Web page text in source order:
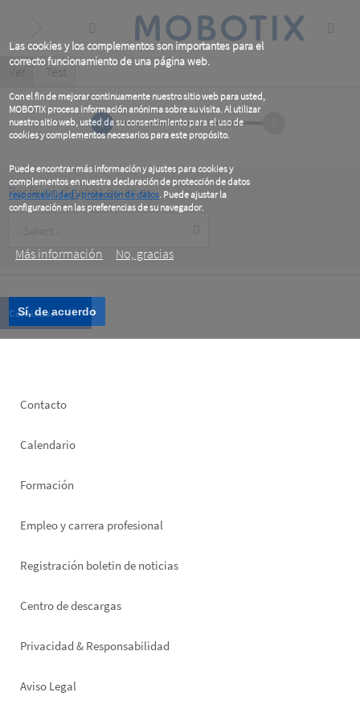
Las cookies y los complementos son importantes para el
correcto funcionamiento de una página web.
Con el fin de mejorar continuamente nuestro sitio web para usted,
MOBOTIX procesa información anónima sobre su visita. Al utilizar
nuestro sitio web, usted da su consentimiento para el uso de
cookies y complementos necesarios para este propósito.
Puede encontrar más información y ajustes para cookies y
complementos en nuestra declaración de protección de datos
responsabilidad y protección de datos. Puede ajustar la
configuración en las preferencias de su navegador.
Más información
No, gracias
Sí, de acuerdo
content
Primary
tabs
Ver (active
Test
1
Por favor, diganos quién es
Type
Footer
Contacto
Calendario
Formación
Empleo y carrera profesional
Registración boletin de noticias
Footer
Centro de descargas
Privacidad & Responsabilidad
Aviso Legal